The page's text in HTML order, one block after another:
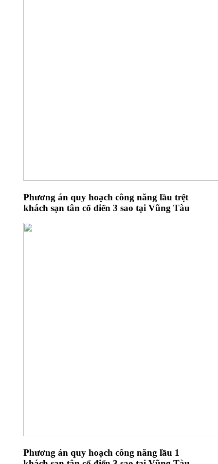
Phương án quy hoạch công năng lầu trệt
khách sạn tân cổ điển 3 sao tại Vũng Tàu
Phương án quy hoạch công năng lầu 1